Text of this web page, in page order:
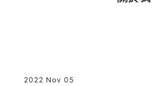
2022 Nov 05